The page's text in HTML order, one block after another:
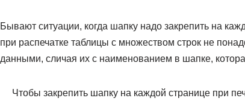
Бывают ситуации, когда шапку надо закрепить на
при распечатке таблицы с множеством строк не
данными, сличая их с наименованием в шапке,
Чтобы закрепить шапку на каждой странице при